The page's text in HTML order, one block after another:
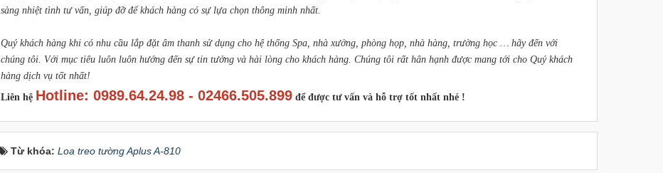
sàng nhiệt tình tư vấn, giúp đỡ để khách hàng có sự lựa chọn thông minh nhất.
Quý khách hàng khi có nhu cầu lắp đặt âm thanh sử dụng cho hệ thống Spa, nhà xưởng, phòng họp, nhà hàng, trường học … hãy đến với
chúng tôi. Với mục tiêu luôn luôn hướng đến sự tin tưởng và hài lòng cho khách hàng. Chúng tôi rất hân hạnh được mang tới cho Quý khách
hàng dịch vụ tốt nhất!
Liên hệ Hotline: 0989.64.24.98 - 02466.505.899 để được tư vấn và hỗ trợ tốt nhất nhé !
Từ khóa: Loa treo tường Aplus A-810